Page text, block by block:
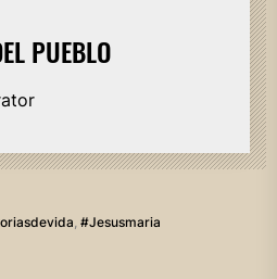
PUEBLO
, #jesusmaria